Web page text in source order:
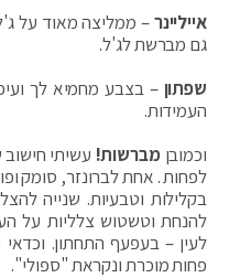
אייליינר– ממליצה מאוד על
גם מברשת לג'ל.
שפתון – בצבע מחמיא לך
העמידות.
וכמובןמברשות!
לפחות . אחת לברונזר, סומק
בקלילות וטבעיות. שנייה
להנחת וטשטוש צלליות על
לעין – בעפעף התחתון.
פחות מוכרת ונקראת "ספולי ".